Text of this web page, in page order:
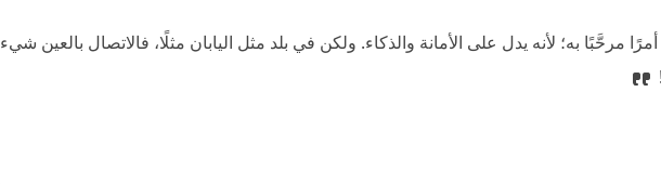
مرحَّبًا به؛ لأنه يدل على الأمانة والذكاء. ولكن في بلد مثل اليابان مثلًا، فالاتصال بالعين